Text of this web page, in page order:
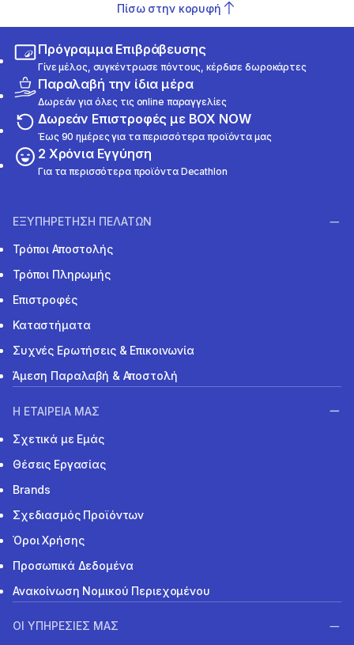
Πίσω στην κορυφή
Πρόγραμμα Επιβράβευσης
Γίνε μέλος, συγκέντρωσε πόντους, κέρδισε δωροκάρτες
Παραλαβή την ίδια μέρα
Δωρεάν για όλες τις online παραγγελίες
Δωρεάν Επιστροφές με BOX NOW
Έως 90 ημέρες για τα περισσότερα προϊόντα μας
2 Χρόνια Εγγύηση
Για τα περισσότερα προϊόντα Decathlon
ΕΞΥΠΗΡΕΤΗΣΗ ΠΕΛΑΤΩΝ
Τρόποι Αποστολής
Τρόποι Πληρωμής
Επιστροφές
Καταστήματα
Συχνές Ερωτήσεις & Επικοινωνία
Άμεση Παραλαβή & Αποστολή
Η ΕΤΑΙΡΕΙΑ ΜΑΣ
Σχετικά με Εμάς
Θέσεις Εργασίας
Brands
Σχεδιασμός Προϊόντων
Όροι Χρήσης
Προσωπικά Δεδομένα
Ανακοίνωση Νομικού Περιεχομένου
ΟΙ ΥΠΗΡΕΣΙΕΣ ΜΑΣ